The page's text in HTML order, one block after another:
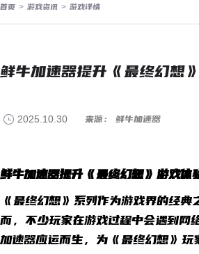
首页 > 游戏资讯 > 游戏详情
鲜牛加速器提升《最终幻想
2025.10.30 来源： 鲜牛加速器
鲜牛加速器提升《最终幻想》游戏体
《最终幻想》系列作为游戏界的经
而，不少玩家在游戏过程中会遇到网
加速器应运而生，为《最终幻想》玩